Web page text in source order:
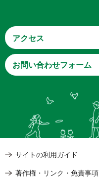
アクセス
サイトの利用ガイド
著作権・リンク・免責事項